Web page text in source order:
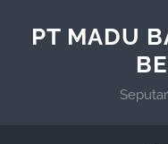
PT MADU